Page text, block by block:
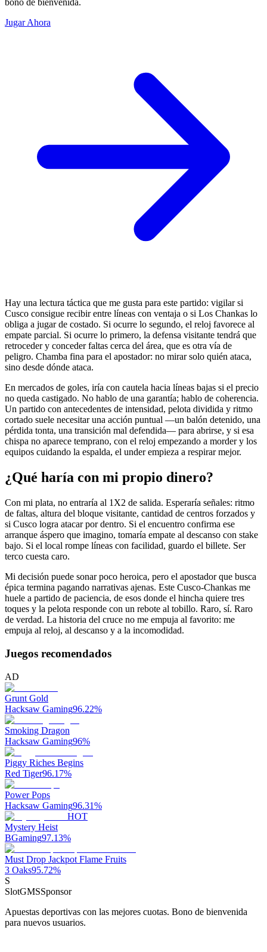
bono de bienvenida.
Jugar Ahora
Hay una lectura táctica que me gusta para este partido: vigilar si
Cusco consigue recibir entre líneas con ventaja o si Los Chankas lo
obliga a jugar de costado. Si ocurre lo segundo, el reloj favorece al
empate parcial. Si ocurre lo primero, la defensa visitante tendrá que
retroceder y conceder faltas cerca del área, que es otra vía de
peligro. Chamba fina para el apostador: no mirar solo quién ataca,
sino desde dónde ataca.
En mercados de goles, iría con cautela hacia líneas bajas si el precio
no queda castigado. No hablo de una garantía; hablo de coherencia.
Un partido con antecedentes de intensidad, pelota dividida y ritmo
cortado suele necesitar una acción puntual —un balón detenido, una
pérdida tonta, una transición mal defendida— para abrirse, y si esa
chispa no aparece temprano, con el reloj empezando a morder y los
equipos cuidando la espalda, el under empieza a respirar mejor.
¿Qué haría con mi propio dinero?
Con mi plata, no entraría al 1X2 de salida. Esperaría señales: ritmo
de faltas, altura del bloque visitante, cantidad de centros forzados y
si Cusco logra atacar por dentro. Si el encuentro confirma ese
arranque áspero que imagino, tomaría empate al descanso con stake
bajo. Si el local rompe líneas con facilidad, guardo el billete. Ser
terco cuesta caro.
Mi decisión puede sonar poco heroica, pero el apostador que busca
épica termina pagando narrativas ajenas. Este Cusco-Chankas me
huele a partido de paciencia, de esos donde el hincha quiere tres
toques y la pelota responde con un rebote al tobillo. Raro, sí. Raro
de verdad. La historia del cruce no me empuja al favorito: me
empuja al reloj, al descanso y a la incomodidad.
Juegos recomendados
AD
Grunt Gold
Hacksaw Gaming96.22%
Smoking Dragon
Hacksaw Gaming96%
Piggy Riches Begins
Red Tiger96.17%
Power Pops
Hacksaw Gaming96.31%
HOT
Mystery Heist
BGaming97.13%
Must Drop Jackpot Flame Fruits
3 Oaks95.72%
S
SlotGMSSponsor
Apuestas deportivas con las mejores cuotas. Bono de bienvenida
para nuevos usuarios.